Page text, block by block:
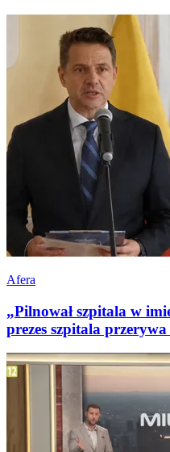
Afera
„Pilnował szpitala w
prezes szpitala